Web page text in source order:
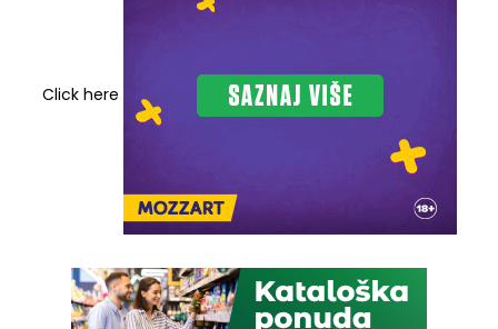
Click here